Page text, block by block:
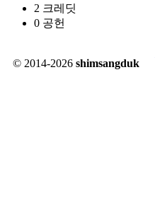
2 크레딧
0 공헌
© 2014-2026 shimsangduk